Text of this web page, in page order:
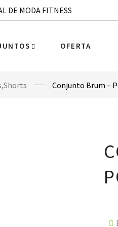
DE MODA FITNESS
OFERTA
,Shorts Conjunto Brum –